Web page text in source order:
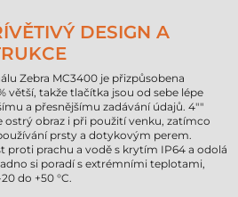
DESIGN A
Zebra MC3400 je přizpůsobena
větší, takže tlačítka jsou od sebe lépe
a přesnějšímu zadávání údajů. 4""
ostrý obraz i při použití venku, zatímco
prsty a dotykovým perem.
proti prachu a vodě s krytím IP64 a odolá
si poradí s extrémními teplotami,
do +50 °C.